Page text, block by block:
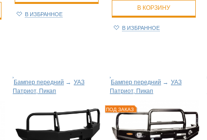
В ИЗБРАННОЕ
В КОРЗИНУ
В ИЗБРАННОЕ
Бампер передний → УАЗ
Патриот, Пикап
Бампер передний → УАЗ
Патриот, Пикап
ПОД ЗАКАЗ